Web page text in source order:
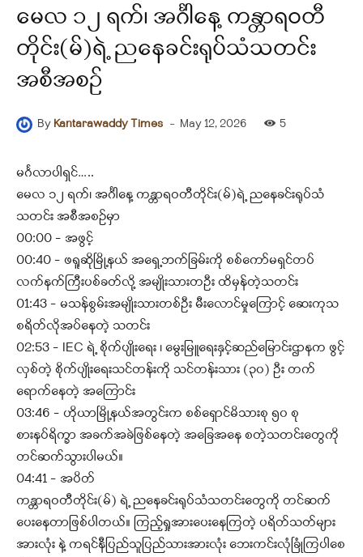
မေလ ၁၂ ရက်၊ အင်္ဂါနေ့ ကန္တာရဝတီ
တိုင်း(မ်)ရဲ့ ညနေခင်းရုပ်သံသတင်း
အစီအစဉ်
By Kantarawaddy Times - May 12, 2026 5
မင်္ဂလာပါရှင်…..
မေလ ၁၂ ရက်၊ အင်္ဂါနေ့ ကန္တာရဝတီတိုင်း(မ်)ရဲ့ ညနေခင်းရုပ်သံ
သတင်း အစီအစဉ်မှာ
00:00 – အဖွင့်
00:40 – ဖရူဆိုမြို့နယ် အရှေ့ဘက်ခြမ်းကို စစ်ကော်မရှင်တပ်
လက်နက်ကြီးပစ်ခတ်လို့ အမျိုးသားတဦး ထိမှန်တဲ့သတင်း
01:43 – မသန်စွမ်းအမျိုးသားတစ်ဦး မီးလောင်မှုကြောင့် ဆေးကုသ
စရိတ်လိုအပ်နေတဲ့ သတင်း
02:53 – IEC ရဲ့ စိုက်ပျိုးရေး ၊ မွေးမြူရေးနှင့်ဆည်မြောင်းဌာနက ဖွင့်
လှစ်တဲ့ စိုက်ပျိုးရေးသင်တန်းကို သင်တန်းသား (၃၀) ဦး တက်
ရောက်နေတဲ့ အကြောင်း
03:46 – ဟိုယာမြို့နယ်အတွင်းက စစ်ရှောင်မိသားစု ၅၀ စု
စားနပ်ရိက္ခာ အခက်အခဲဖြစ်နေတဲ့ အခြေအနေ စတဲ့သတင်းတွေကို
တင်ဆက်သွားပါမယ်။
04:41 – အပိတ်
ကန္တာရဝတီတိုင်း(မ်) ရဲ့ ညနေခင်းရုပ်သံသတင်းတွေကို တင်ဆက်
ပေးနေတာဖြစ်ပါတယ်။ ကြည့်ရှုအားပေးနေကြတဲ့ ပရိတ်သတ်များ
အားလုံး နဲ့ ကရင်နီပြည်သူပြည်သားအားလုံး ဘေးကင်းလုံခြုံကြပါစေ